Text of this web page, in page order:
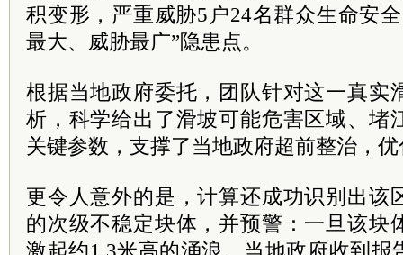
积变形，严重威胁5户24名群众生命安
最大、威胁最广”隐患点。
根据当地政府委托，团队针对这一真实
析，科学给出了滑坡可能危害区域、堵
关键参数，支撑了当地政府超前整治，
更令人意外的是，计算还成功识别出该
的次级不稳定块体，并预警：一旦该块